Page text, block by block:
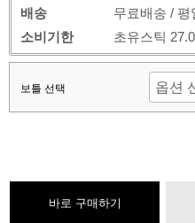
배송
무료배송 / 평
소비기한
초유스틱
보틀 선택
바로 구매하기